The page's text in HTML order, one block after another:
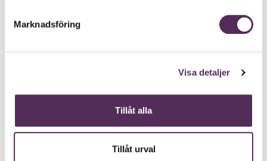
Marknadsföring
Visa detaljer
Tillåt alla
Tillåt urval